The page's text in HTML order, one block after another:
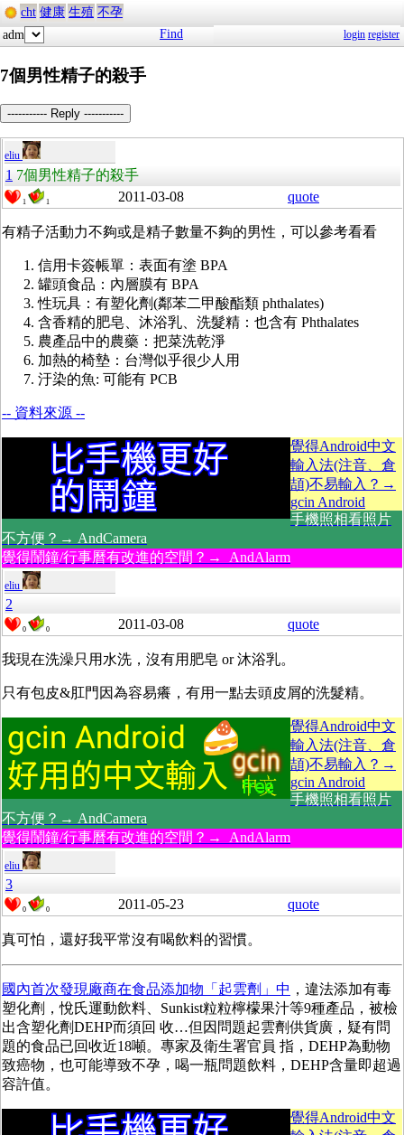
cht 健康 生殖 不孕
adm
Find login register
7個男性精子的殺手
----------- Reply -----------
eliu
1 7個男性精子的殺手
1 1 2011-03-08 quote
有精子活動力不夠或是精子數量不夠的男性，可以參考看看
信用卡簽帳單：表面有塗 BPA
罐頭食品：內層膜有 BPA
性玩具：有塑化劑(鄰苯二甲酸酯類 phthalates)
含香精的肥皂、沐浴乳、洗髮精：也含有 Phthalates
農產品中的農藥：把菜洗乾淨
加熱的椅墊：台灣似乎很少人用
汙染的魚: 可能有 PCB
-- 資料來源 --
覺得Android中文
輸入法(注音、倉
頡)不易輸入？→
gcin Android
手機照相看照片
不方便？→ AndCamera
覺得鬧鐘/行事曆有改進的空間？→ AndAlarm
eliu
2
0 0 2011-03-08 quote
我現在洗澡只用水洗，沒有用肥皂 or 沐浴乳。
只有包皮&肛門因為容易癢，有用一點去頭皮屑的洗髮精。
覺得Android中文
輸入法(注音、倉
頡)不易輸入？→
gcin Android
手機照相看照片
不方便？→ AndCamera
覺得鬧鐘/行事曆有改進的空間？→ AndAlarm
eliu
3
0 0 2011-05-23 quote
真可怕，還好我平常沒有喝飲料的習慣。
國內首次發現廠商在食品添加物「起雲劑」中 ，違法添加有毒
塑化劑，悅氏運動飲料、Sunkist粒粒檸檬果汁等9種產品，被檢
出含塑化劑DEHP而須回 收…但因問題起雲劑供貨廣，疑有問
題的食品已回收近18噸。專家及衛生署官員 指，DEHP為動物
致癌物，也可能導致不孕，喝一瓶問題飲料，DEHP含量即超過
容許值。
覺得Android中文